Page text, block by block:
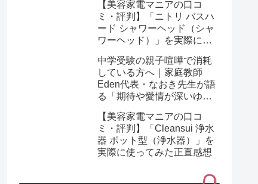
【美容家電マニアの口コ
ミ・評判】「ニトリ バスハ
ード シャワーヘッド（シャ
ワーヘッド）」を実際に使
中学受験の親子喧嘩で消耗
している方へ｜家庭教師
Eden代表・なおき先生が語
る「期待や愛情が深いゆえ
と、間に第三者を入れると
いう選び方
【美容家電マニアの口コ
ミ・評判】「Cleansui 浄水
器 ポット型（浄水器）」を
実際に使ってみた正直感想